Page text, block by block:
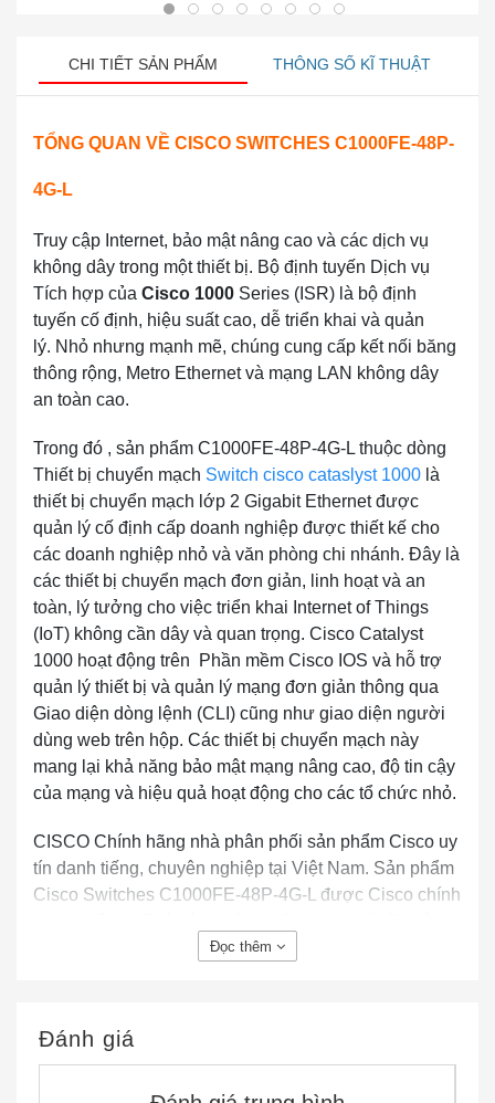
CHI TIẾT SẢN PHẨM THÔNG SỐ KĨ THUẬT
TỔNG QUAN VỀ CISCO SWITCHES C1000FE-48P-
4G-L
Truy cập Internet, bảo mật nâng cao và các dịch vụ
không dây trong một thiết bị. Bộ định tuyến Dịch vụ
Tích hợp của Cisco 1000 Series (ISR) là bộ định
tuyến cố định, hiệu suất cao, dễ triển khai và quản
lý. Nhỏ nhưng mạnh mẽ, chúng cung cấp kết nối băng
thông rộng, Metro Ethernet và mạng LAN không dây
an toàn cao.
Trong đó , sản phẩm C1000FE-48P-4G-L thuộc dòng
Thiết bị chuyển mạch Switch cisco cataslyst 1000 là
thiết bị chuyển mạch lớp 2 Gigabit Ethernet được
quản lý cố định cấp doanh nghiệp được thiết kế cho
các doanh nghiệp nhỏ và văn phòng chi nhánh. Đây là
các thiết bị chuyển mạch đơn giản, linh hoạt và an
toàn, lý tưởng cho việc triển khai Internet of Things
(IoT) không cần dây và quan trọng. Cisco Catalyst
1000 hoạt động trên Phần mềm Cisco IOS và hỗ trợ
quản lý thiết bị và quản lý mạng đơn giản thông qua
Giao diện dòng lệnh (CLI) cũng như giao diện người
dùng web trên hộp. Các thiết bị chuyển mạch này
mang lại khả năng bảo mật mạng nâng cao, độ tin cậy
của mạng và hiệu quả hoạt động cho các tổ chức nhỏ.
CISCO Chính hãng nhà phân phối sản phẩm Cisco uy
tín danh tiếng, chuyên nghiệp tại Việt Nam. Sản phẩm
Cisco Switches C1000FE-48P-4G-L được Cisco chính
giấy tờ chứng minh xuất xứ và chất lượng sản phẩm
doanh tại Hồ Chí Minh và Hà Nội nếu bạn cần trợ giúp
thông tin về Cisco Switches C1000FE-48P-4G-L chính
Đọc thêm
Đánh giá